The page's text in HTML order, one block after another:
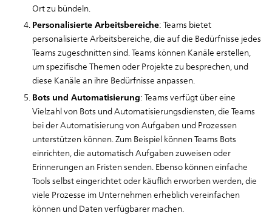
Ort zu bündeln.
Personalisierte Arbeitsbereiche: Teams bietet
personalisierte Arbeitsbereiche, die auf die Bedürfnisse jedes
Teams zugeschnitten sind. Teams können Kanäle erstellen,
um spezifische Themen oder Projekte zu besprechen, und
diese Kanäle an ihre Bedürfnisse anpassen.
Bots und Automatisierung: Teams verfügt über eine
Vielzahl von Bots und Automatisierungsdiensten, die Teams
bei der Automatisierung von Aufgaben und Prozessen
unterstützen können. Zum Beispiel können Teams Bots
einrichten, die automatisch Aufgaben zuweisen oder
Erinnerungen an Fristen senden. Ebenso können einfache
Tools selbst eingerichtet oder käuflich erworben werden, die
viele Prozesse im Unternehmen erheblich vereinfachen
können und Daten verfügbarer machen.